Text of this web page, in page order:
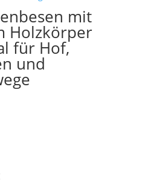
mit
Holzkörper
für Hof,
und